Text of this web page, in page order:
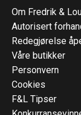
Om Fredrik &
Autorisert
Redegjørelse
Våre butikker
Personvern
Cookies
F&L Tipser